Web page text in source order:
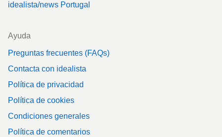
idealista/news Portugal
Ayuda
Preguntas frecuentes (FAQs)
Contacta con idealista
Política de privacidad
Política de cookies
Condiciones generales
Política de comentarios